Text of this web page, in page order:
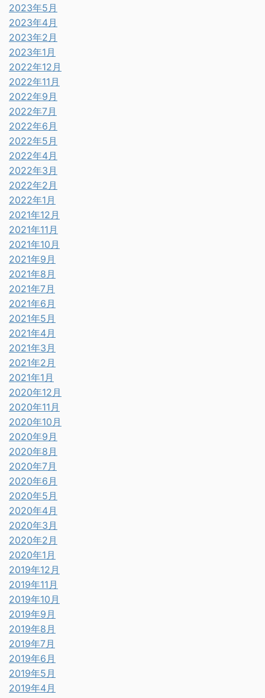
2023年5月
2023年4月
2023年2月
2023年1月
2022年12月
2022年11月
2022年9月
2022年7月
2022年6月
2022年5月
2022年4月
2022年3月
2022年2月
2022年1月
2021年12月
2021年11月
2021年10月
2021年9月
2021年8月
2021年7月
2021年6月
2021年5月
2021年4月
2021年3月
2021年2月
2021年1月
2020年12月
2020年11月
2020年10月
2020年9月
2020年8月
2020年7月
2020年6月
2020年5月
2020年4月
2020年3月
2020年2月
2020年1月
2019年12月
2019年11月
2019年10月
2019年9月
2019年8月
2019年7月
2019年6月
2019年5月
2019年4月